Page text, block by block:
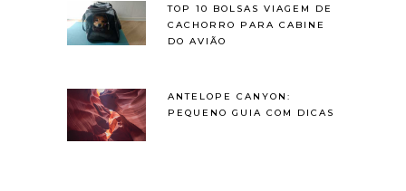
TOP 10 BOLSAS VIAGEM DE
CACHORRO PARA CABINE
DO AVIÃO
ANTELOPE CANYON:
PEQUENO GUIA COM DICAS